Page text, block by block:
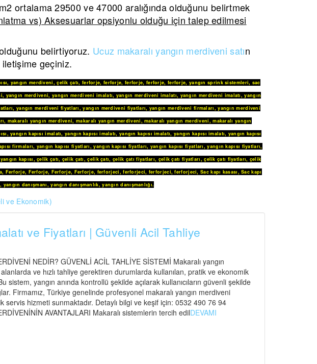
ortalama 29500 ve 47000 aralığında olduğunu belirtmek
vs) Aksesuarlar opsiyonlu olduğu için talep edilmesi
belirtiyoruz. Ucuz makaralı yangın merdiveni satın
geçiniz.
, yangın merdiveni,çelik çatı, ferforje, ferforje, ferforje, ferforje, ferforje, yangın sprink sistemleri, sac
, yangın merdiveni, yangın merdiveni imalatı, yangın merdiveni imalatı, yangın merdiveni imalatı,yangın
, yangın merdiveni fiyatları,yangın merdiveni fiyatları, yangın merdiveni firmaları,yangın merdiveni
, makaralı yangın merdiveni,makaralı yangın merdiveni,makaralı yangın merdiveni,makaralı yangın
,yangın kapısı imalatı,yangın kapısı imalatı, yangın kapısı imalatı, yangın kapısı imalatı, yangın kapısı
firmaları, yangın kapısı fiyatları,yangın kapısı fiyatları, yangın kapısı fiyatları,yangın kapısı fiyatları,
kapısı,çelik çatı, çelik çatı,çelik çatı, çelik çatı fiyatları, çelik çatı fiyatları,çelik çatı fiyatları, çelik
, Ferforje, Ferforje, Ferforje, Ferforje, ferforjeci,ferforjeci, ferforjeci,ferforjeci,Sac kapı kasası,Sac kapı
, yangın danışmanı,yangın danışmanlık,yangın danışmanlığı.
ve Ekonomik)
ve Fiyatları | Güvenli Acil Tahliye
NEDİR? GÜVENLİ ACİL TAHLİYE SİSTEMİ Makaralı yangın
ve hızlı tahliye gerektiren durumlarda kullanılan, pratik ve ekonomik
sistem, yangın anında kontrollü şekilde açılarak kullanıcıların güvenli şekilde
Firmamız, Türkiye genelinde profesyonel makaralı yangın merdiveni
servis hizmeti sunmaktadır. Detaylı bilgi ve keşif için: 0532 490 76 94
AVANTAJLARI Makaralı sistemlerin tercih edilDEVAMI